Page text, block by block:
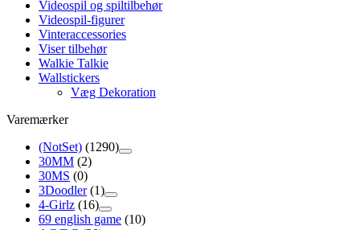
Videospil og spiltilbehør
Videospil-figurer
Vinteraccessories
Viser tilbehør
Walkie Talkie
Wallstickers
Væg Dekoration
Varemærker
(NotSet) (1290)
30MM (2)
30MS (0)
3Doodler (1)
4-Girlz (16)
69 english game (10)